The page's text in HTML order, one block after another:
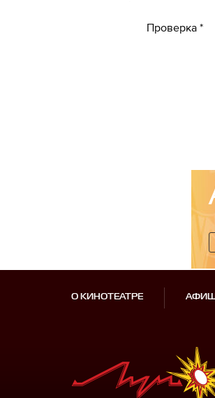
Проверка *
О КИНОТЕАТРЕ